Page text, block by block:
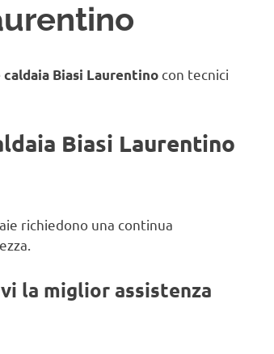
caldaia Biasi Laurentino con tecnici
Biasi Laurentino
richiedono una continua
la miglior assistenza